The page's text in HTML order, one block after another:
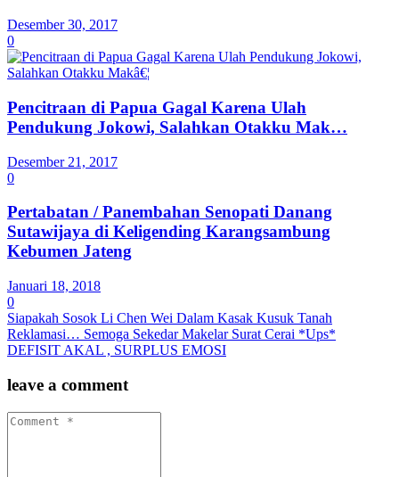
Desember 30, 2017
0
Pencitraan di Papua Gagal Karena Ulah
Pendukung Jokowi, Salahkan Otakku Mak…
Desember 21, 2017
0
Pertabatan / Panembahan Senopati Danang
Sutawijaya di Keligending Karangsambung
Kebumen Jateng
Januari 18, 2018
0
Siapakah Sosok Li Chen Wei Dalam Kasak Kusuk Tanah
Reklamasi… Semoga Sekedar Makelar Surat Cerai *Ups*
DEFISIT AKAL , SURPLUS EMOSI
leave a comment